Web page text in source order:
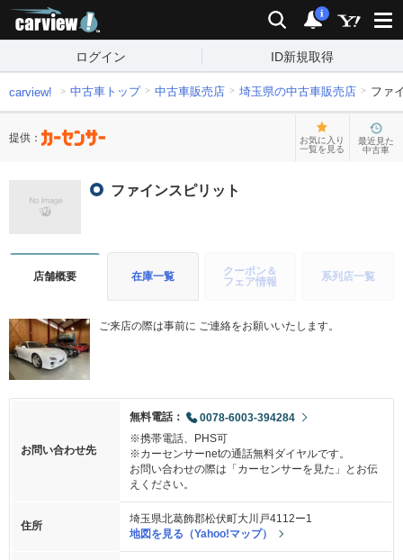
検索 通知
i
ログイン ID新規取得
carview! 中古車トップ 中古車販売店 埼玉県の中古車販売店 ファ
提供：
お気に入り
一覧を見る
最近見た
中古車
ファインスピリット
店舗概要 在庫一覧
クーポン＆
フェア情報
系列店一覧
ご来店の際は事前に ご連絡をお願いいたします。
お問い合わせ先
無料電話：
0078-6003-394284
※携帯電話、PHS可
※カーセンサーnetの通話無料ダイヤルです。
お問い合わせの際は「カーセンサーを見た」とお伝
えください。
住所
埼玉県北葛飾郡松伏町大川戸4112ー1
地図を見る（Yahoo!マップ）